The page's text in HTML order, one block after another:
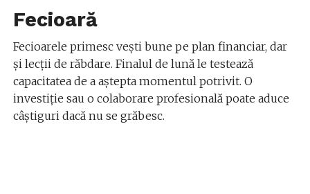
Fecioară
Fecioarele primesc vești bune pe plan financiar, dar
și lecții de răbdare. Finalul de lună le testează
capacitatea de a aștepta momentul potrivit. O
investiție sau o colaborare profesională poate aduce
câștiguri dacă nu se grăbesc.